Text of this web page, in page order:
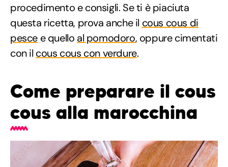
procedimento e consigli. Se ti è piaciuta
questa ricetta, prova anche il cous cous di
pesce e quello al pomodoro, oppure cimentati
con il cous cous con verdure.
Come preparare il cous
cous alla marocchina